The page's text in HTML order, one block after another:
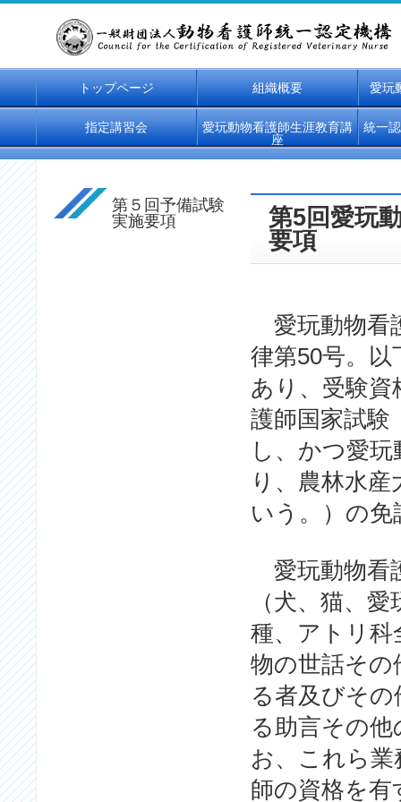
トップページ 組織概要 愛玩
指定講習会
愛玩動物看護師生涯教育講
座
統一
第５回予備試験
実施要項
第5回愛玩
要項
愛玩動物看
律第50号。
あり、受験資
護師国家試験
し、かつ愛
り、農林水
いう。）の
愛玩動物看
（犬、猫、
種、アトリ科
物の世話その
る者及びそ
る助言その
お、これら
師の資格を